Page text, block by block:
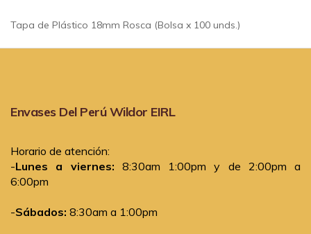
Tapa de Plástico 18mm Rosca (Bolsa x 100 unds.)
Envases Del Perú Wildor EIRL
Horario de atención:
-Lunes a viernes: 8:30am 1:00pm y de 2:00pm a
6:00pm
-Sábados: 8:30am a 1:00pm